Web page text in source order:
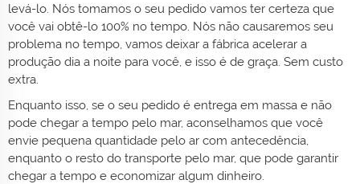
levá-lo. Nós tomamos o seu pedido vamos ter certeza que
você vai obtê-lo 100% no tempo. Nós não causaremos seu
problema no tempo, vamos deixar a fábrica acelerar a
produção dia a noite para você, e isso é de graça. Sem custo
extra.
Enquanto isso, se o seu pedido é entrega em massa e não
pode chegar a tempo pelo mar, aconselhamos que você
envie pequena quantidade pelo ar com antecedência,
enquanto o resto do transporte pelo mar, que pode garantir
chegar a tempo e economizar algum dinheiro.